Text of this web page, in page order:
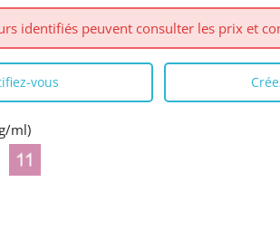
identifiés peuvent consulter les prix et
vous
ml)
11
mg/ml